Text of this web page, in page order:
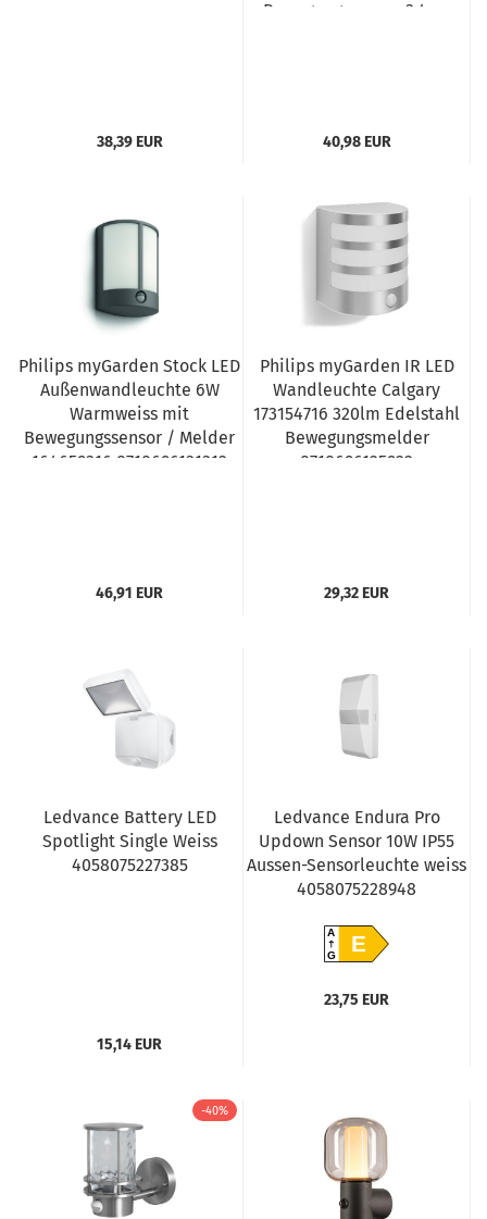
38,39 EUR
Bewegungssensor 3,4cm
40,98 EUR
Philips myGarden Stock LED
Außenwandleuchte 6W
Warmweiss mit
Bewegungssensor / Melder
164659316 8718696131312
46,91 EUR
Philips myGarden IR LED
Wandleuchte Calgary
173154716 320lm Edelstahl
Bewegungsmelder
8718696125922
29,32 EUR
Ledvance Battery LED
Spotlight Single Weiss
4058075227385
15,14 EUR
Ledvance Endura Pro
Updown Sensor 10W IP55
Aussen-Sensorleuchte weiss
4058075228948
A
GE
23,75 EUR
-40%